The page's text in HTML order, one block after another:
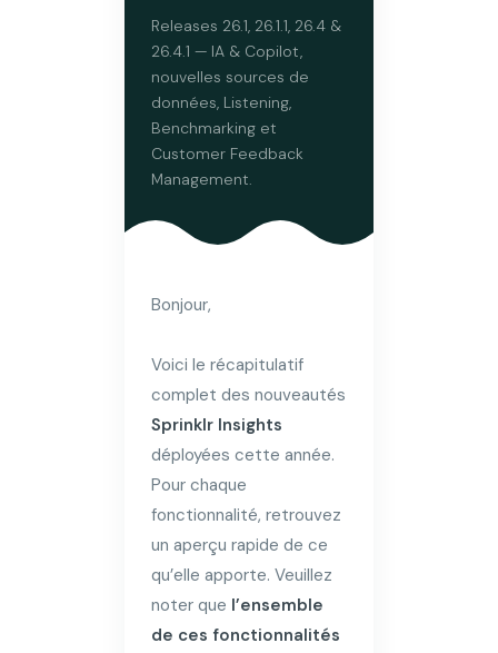
Releases 26.1, 26.1.1, 26.4 &
26.4.1 — IA & Copilot,
nouvelles sources de
données, Listening,
Benchmarking et
Customer Feedback
Management.
Bonjour,
Voici le récapitulatif
complet des nouveautés
Sprinklr Insights
déployées cette année.
Pour chaque
fonctionnalité, retrouvez
un aperçu rapide de ce
qu’elle apporte. Veuillez
noter que l’ensemble
de ces fonctionnalités